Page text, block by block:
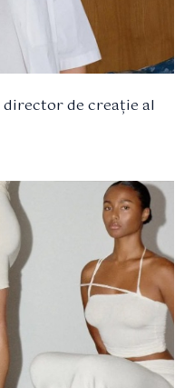
director de creație al